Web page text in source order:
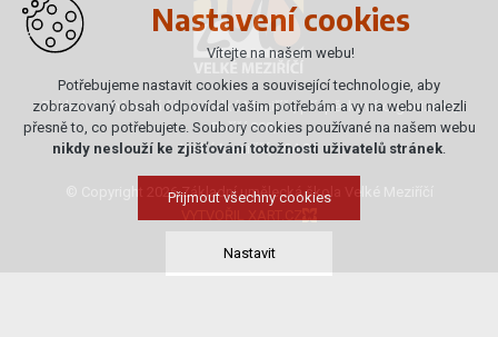
Základní umělecká škola Velké Meziříčí, příspěvková organizace,
Poříčí 808/7
Velké Meziříčí, 594 01
© Copyright 2026 Základní umělecká škola Velké Meziříčí
Nastavení cookies
Vítejte na našem webu!
Potřebujeme nastavit cookies a související technologie, aby
zobrazovaný obsah odpovídal vašim potřebám a vy na webu nalezli
přesně to, co potřebujete. Soubory cookies používané na našem webu
nikdy neslouží ke zjišťování totožnosti uživatelů stránek.
Přijmout všechny cookies
Nastavit